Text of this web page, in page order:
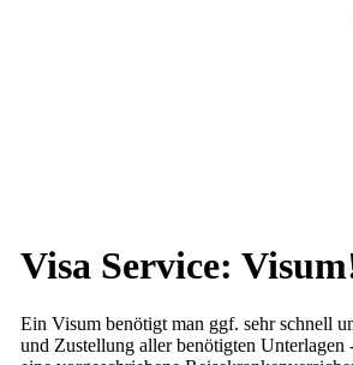
Visa Service:
Ein Visum benötigt man ggf. sehr schnell
und Zustellung aller benötigten